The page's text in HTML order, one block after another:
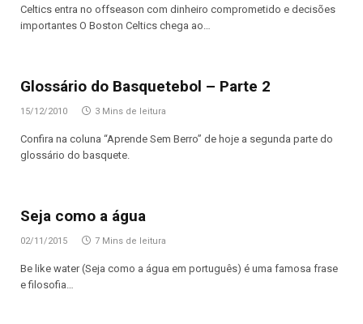
Celtics entra no offseason com dinheiro comprometido e decisões
importantes O Boston Celtics chega ao…
Glossário do Basquetebol – Parte 2
15/12/2010 3 Mins de leitura
Confira na coluna “Aprende Sem Berro” de hoje a segunda parte do
glossário do basquete.
Seja como a água
02/11/2015 7 Mins de leitura
Be like water (Seja como a água em português) é uma famosa frase
e filosofia…